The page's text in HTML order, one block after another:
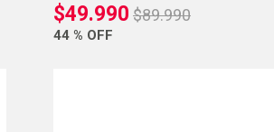
$49.990 $89.990
44 % OFF